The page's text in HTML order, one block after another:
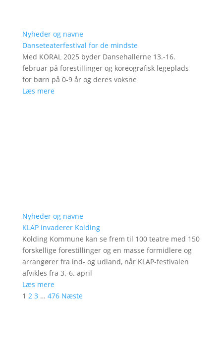
Nyheder og navne
Danseteaterfestival for de mindste
Med KORAL 2025 byder Dansehallerne 13.-16.
februar på forestillinger og koreografisk legeplads
for børn på 0-9 år og deres voksne
Læs mere
Nyheder og navne
KLAP invaderer Kolding
Kolding Kommune kan se frem til 100 teatre med 150
forskellige forestillinger og en masse formidlere og
arrangører fra ind- og udland, når KLAP-festivalen
afvikles fra 3.-6. april
Læs mere
1 2 3 … 476 Næste